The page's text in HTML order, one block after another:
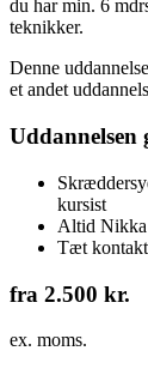
du har min. 6
teknikker.
Denne
et andet
Uddannelsen
kursist
Altid Nikka
Tæt
fra 2.500 kr.
ex. moms.